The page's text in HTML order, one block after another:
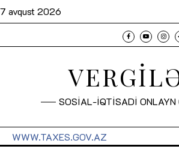
7 avqust 2026
SOSİAL-İQTİSADİ
WWW.TAXES.GOV.AZ